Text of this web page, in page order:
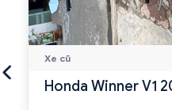
Xe cũ
Honda Winner V1